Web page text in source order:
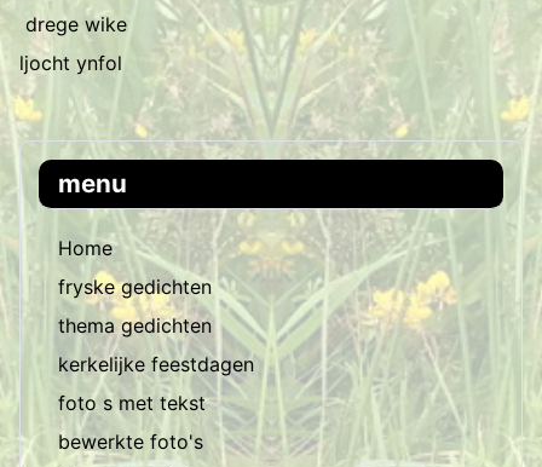
menu
Home
fryske gedichten
thema gedichten
kerkelijke feestdagen
foto s met tekst
bewerkte foto's
drege wike
ljocht ynfol